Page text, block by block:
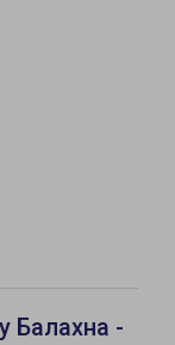
Балахна -